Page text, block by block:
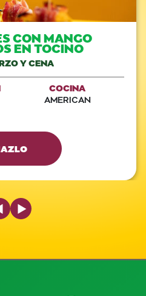
CON MANGO
EN TOCINO
Y CENA
COCINA
AMERICAN
Slide
Next Slide